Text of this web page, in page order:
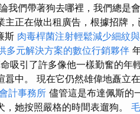
我們帶著狗去哪裡，我們總是
正在做出租廣告，根據招牌
斯 肉毒桿菌注射輕鬆減少細紋
多元解決方案的數位行銷夥伴
吸引了許多像他一樣勤奮的年
中。 現在它仍然雄偉地矗立
計事務所 儘管這是布達佩斯的
她按照嚴格的時間表遛狗。